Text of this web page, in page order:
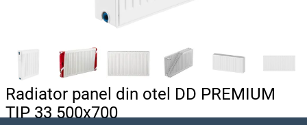
Radiator panel din otel DD PREMIUM
TIP 33 500x700